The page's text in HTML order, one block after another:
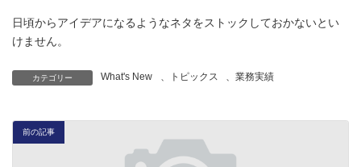
日頃からアイデアになるようなネタをストックしておかないとい
けません。
カテゴリー What's New 、 トピックス 、業務実績
前の記事